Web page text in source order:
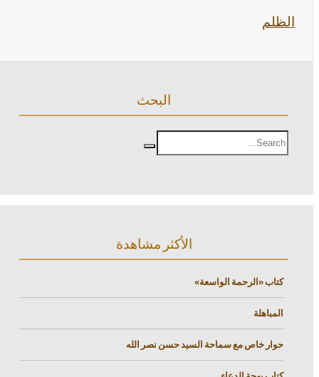
الظلم
البحث
الأكثر مشاهدة
كتاب «الرحمة الواسعة»
المباهلة
حوار خاص مع سماحة السيد حسن نصر الله